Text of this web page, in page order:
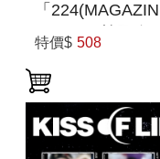
「
VER.)」(韓國進
特價$ 508